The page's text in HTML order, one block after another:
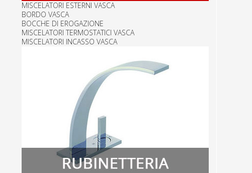
MISCELATORI ESTERNI VASCA
BORDO VASCA
BOCCHE DI EROGAZIONE
MISCELATORI TERMOSTATICI VASCA
MISCELATORI INCASSO VASCA